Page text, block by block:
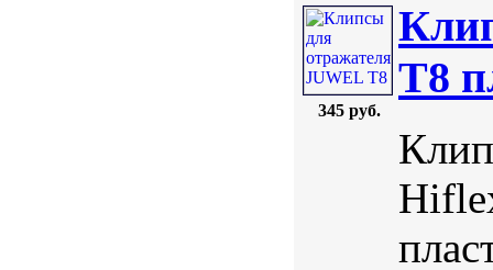
345 руб.
T8